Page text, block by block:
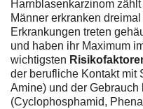
Harnblasenkarzinom
Männer erkranken
Erkrankungen treten
und haben ihr Maximum
wichtigsten
der berufliche Kontakt mit
Amine) und der
(Cyclophosphamid,